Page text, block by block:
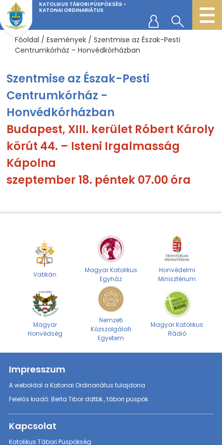
KATOLIKUS TÁBORI PÜSPÖKSÉG -
KATONAI ORDINARIÁTUS
Főoldal /Események /Szentmise az Észak-Pesti
Centrumkórház – Honvédkórházban
Szentmise az Észak-Pesti
Centrumkórház -
Honvédkórházban
Budapest, XIII. kerület Róbert Károly
körút 44. – Isteni Irgalmasság
Kápolna
szeptember 18. péntek 07.00 óra
Vatikán
Magyar Katolikus
Egyház
Honvédelmi
Minisztérium
Magyar
Honvédség
Nemzeti
Közszolgálati
Egyetem
Magyar Katolikus
Rádió
Impresszum
A weboldal a Katonai Ordinariátus tulajdona
Felelős kiadó: Berta Tibor ddtbk., tábori püspök
Kapcsolat
Katolikus Tábori Püspökség